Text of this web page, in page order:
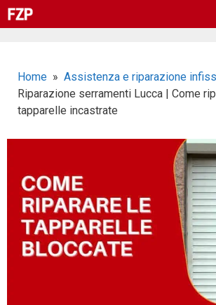
Home » Assistenza e riparazione
Riparazione serramenti Lucca | Come
tapparelle incastrate